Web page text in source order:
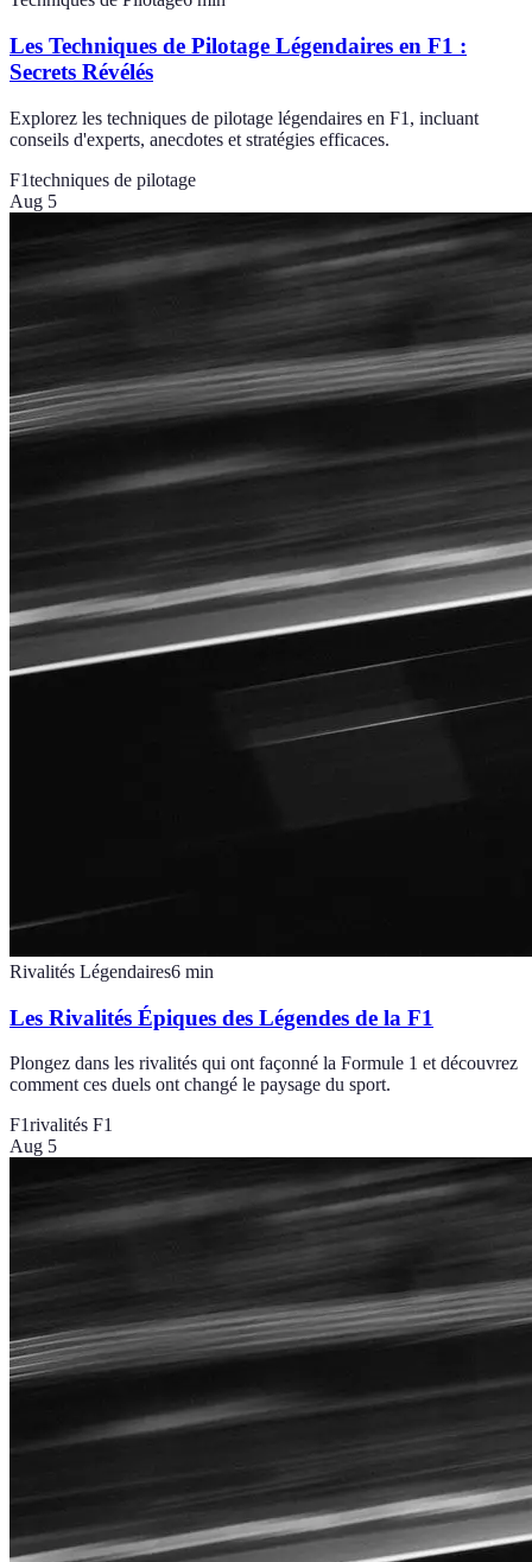
Les Techniques de Pilotage Légendaires en F1 :
Secrets Révélés
Explorez les techniques de pilotage légendaires en F1, incluant
conseils d'experts, anecdotes et stratégies efficaces.
F1techniques de pilotage
Aug 5
Rivalités Légendaires6 min
Les Rivalités Épiques des Légendes de la F1
Plongez dans les rivalités qui ont façonné la Formule 1 et découvrez
comment ces duels ont changé le paysage du sport.
F1rivalités F1
Aug 5